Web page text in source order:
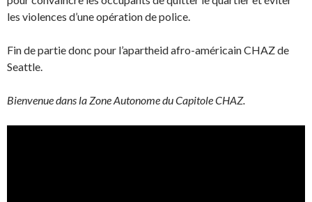
les violences d’une opération de police.
Fin de partie donc pour l’apartheid afro-américain CHAZ de
Seattle.
Bienvenue dans la Zone Autonome du Capitole CHAZ.